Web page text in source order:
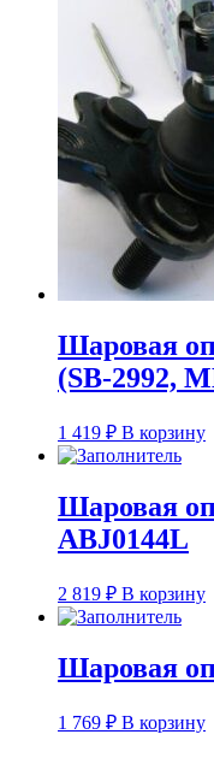
Шаровая
(SB-2992,
1 419 ₽ В корзину
Шаровая
ABJ0144L
2 819 ₽ В корзину
Шаровая
1 769 ₽ В корзину